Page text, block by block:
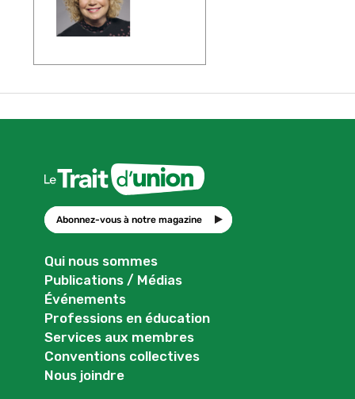
Abonnez-vous à notre magazine
Qui nous sommes
Publications / Médias
Événements
Professions en éducation
Services aux membres
Conventions collectives
Nous joindre